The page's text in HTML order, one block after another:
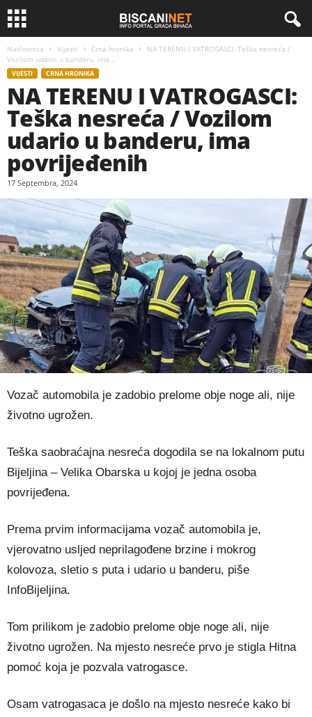
Naslovnica Vijesti Crna hronika
NA TERENU I VATROGASCI: Teška nesreća /
Vozilom udario u banderu, ima...
VIJESTI CRNA HRONIKA
NA TERENU I VATROGASCI:
Teška nesreća / Vozilom
udario u banderu, ima
povrijeđenih
17 Septembra, 2024
Vozač automobila je zadobio prelome obje noge ali, nije
životno ugrožen.
Teška saobraćajna nesreća dogodila se na lokalnom putu
Bijeljina – Velika Obarska u kojoj je jedna osoba
povrijeđena.
Prema prvim informacijama vozač automobila je,
vjerovatno usljed neprilagođene brzine i mokrog
kolovoza, sletio s puta i udario u banderu, piše
InfoBijeljina.
Tom prilikom je zadobio prelome obje noge ali, nije
životno ugrožen. Na mjesto nesreće prvo je stigla Hitna
pomoć koja je pozvala vatrogasce.
Osam vatrogasaca je došlo na mjesto nesreće kako bi